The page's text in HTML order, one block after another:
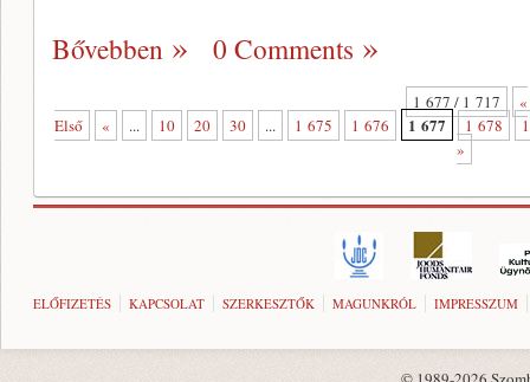
Bővebben 0 Comments
1 677 / 1 717
«
Első
« ... 10 20 30 ... 1 675 1 676 1 677 1 678
»
ELŐFIZETÉS KAPCSOLAT SZERKESZTŐK MAGUNKRÓL IMPRESSZUM